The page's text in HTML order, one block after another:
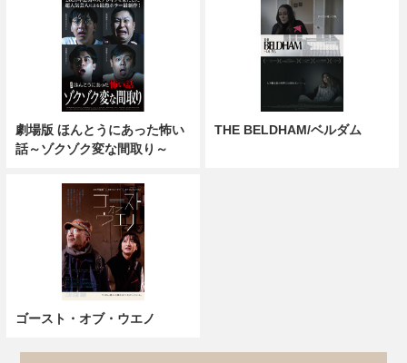
劇場版 ほんとうにあった怖い
話～ゾクゾク変な間取り～
THE BELDHAM/ベルダム
ゴースト・オブ・ウエノ